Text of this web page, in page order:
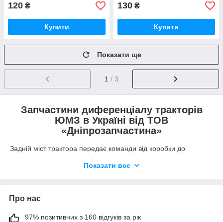
120 ₴
Купити
130 ₴
Купити
Показати ще
1 / 3
Запчастини диференціалу тракторів
ЮМЗ в Україні від ТОВ
«Дніпрозапчастина»
Задній міст трактора передає команди від коробки до
Техніка зазвичай пересувається пересіченою місцевістю,
приводну вісь.
заднього моста. Він може мати самоблокування для
Показати все
Про нас
97% позитивних з 160 відгуків за рік